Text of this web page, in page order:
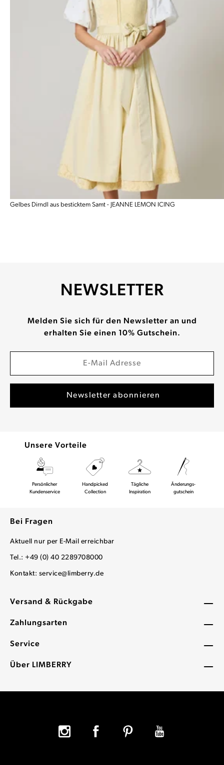
Gelbes Dirndl aus besticktem Samt - JEANNE LEMON ICING
Versand & Rückgabe
Zahlungsarten
Service
Über LIMBERRY
NEWSLETTER
Melden Sie sich für den Newsletter an und
erhalten Sie einen 10% Gutschein.
Unsere Vorteile
Persönlicher
Kundenservice
Handpicked
Collection
Tägliche
Inspiration
Änderungs-
gutschein
Bei Fragen
Aktuell nur per E-Mail erreichbar
Tel.: +49 (0) 40 2289708000
Kontakt: service@limberry.de